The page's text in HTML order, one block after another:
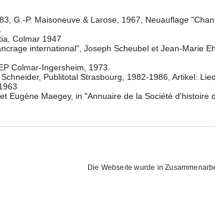
G.-P. Maisoneuve & Larose, 1967, Neuauflage
Colmar 1947
international", Joseph Scheubel et Jean-Marie
Colmar-Ingersheim, 1973.
Publitotal Strasbourg, 1982-1986, Artikel:
Eugène Maegey, in "Annuaire de la Société d'histoire
Die Webseite wurde in